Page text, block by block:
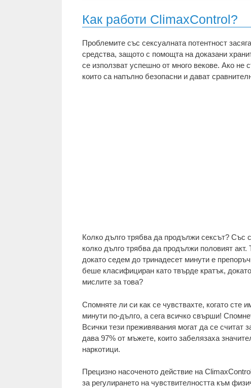
Как работи ClimaxControl?
Проблемите със сексуалната потентност
средства, защото с помощта на доказани
се използват успешно от много векове. Ако не
които са напълно безопасни и дават
Колко дълго трябва да продължи сексът? Със
колко дълго трябва да продължи половият
докато седем до тринадесет минути е
беше класифициран като твърде кратък,
мислите за това?
Спомняте ли си как се чувствахте, когато сте
минути по-дълго, а сега всичко свърши!
Всички тези преживявания могат да се считат
дава 97% от мъжете, които забелязаха
наркотици.
Прецизно насоченото действие на
за регулирането на чувствителността към